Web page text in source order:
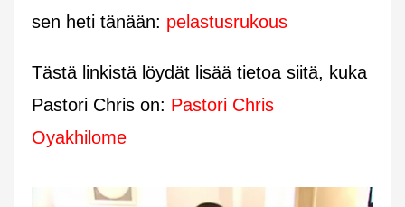
sen heti tänään: pelastusrukous
Tästä linkistä löydät lisää tietoa siitä, kuka
Pastori Chris on: Pastori Chris
Oyakhilome